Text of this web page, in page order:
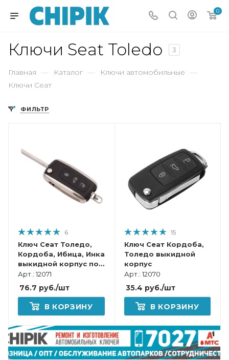
0
Ключи Seat Toledo 3
Главная — Каталог — Ключи автомобильные —
Ключи Сеат
ФИЛЬТР
6
Ключ Сеат Толедо,
Кордоба, Ибица, Инка
выкидной корпус под
переделку
Арт.: 12071
76.7 руб./шт
В КОРЗИНУ
15
Ключ Сеат Кордоба,
Толедо выкидной
корпус
Арт.: 12070
35.4 руб./шт
В КОРЗИНУ